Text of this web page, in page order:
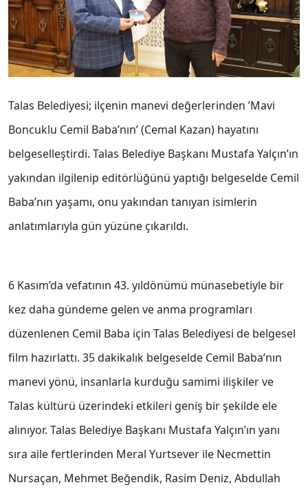
Talas Belediyesi; ilçenin manevi değerlerinden ’Mavi
Boncuklu Cemil Baba’nın’ (Cemal Kazan) hayatını
belgeselleştirdi. Talas Belediye Başkanı Mustafa Yalçın’ın
yakından ilgilenip editörlüğünü yaptığı belgeselde Cemil
Baba’nın yaşamı, onu yakından tanıyan isimlerin
anlatımlarıyla gün yüzüne çıkarıldı.
6 Kasım’da vefatının 43. yıldönümü münasebetiyle bir
kez daha gündeme gelen ve anma programları
düzenlenen Cemil Baba için Talas Belediyesi de belgesel
film hazırlattı. 35 dakikalık belgeselde Cemil Baba’nın
manevi yönü, insanlarla kurduğu samimi ilişkiler ve
Talas kültürü üzerindeki etkileri geniş bir şekilde ele
alınıyor. Talas Belediye Başkanı Mustafa Yalçın’ın yanı
sıra aile fertlerinden Meral Yurtsever ile Necmettin
Nursaçan, Mehmet Beğendik, Rasim Deniz, Abdullah